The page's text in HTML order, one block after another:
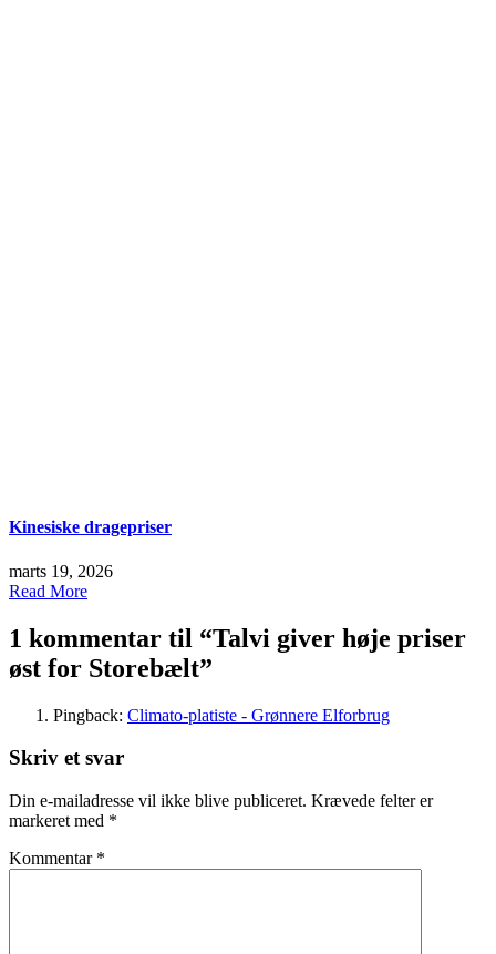
Kinesiske dragepriser
marts 19, 2026
Read More
1 kommentar til “Talvi giver høje priser
øst for Storebælt”
Pingback: Climato-platiste - Grønnere Elforbrug
Skriv et svar
Din e-mailadresse vil ikke blive publiceret. Krævede felter er
markeret med *
Kommentar *